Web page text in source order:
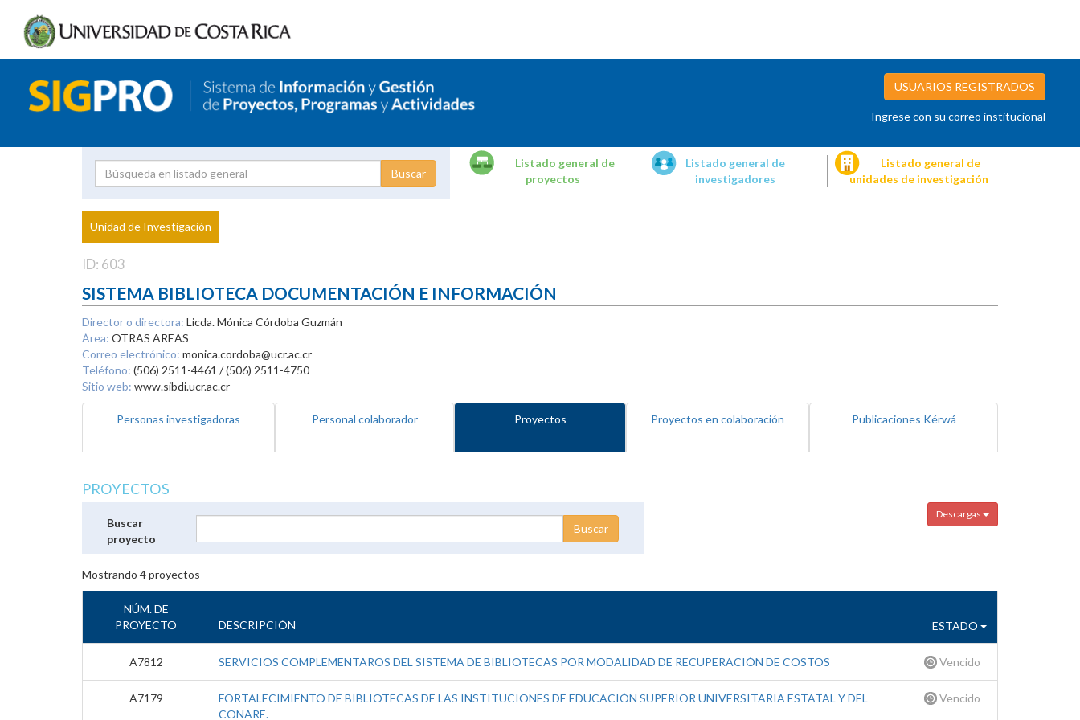
USUARIOS REGISTRADOS
Ingrese con su correo institucional
Proyecto
Investigador
Listado general de
proyectos
Listado general de
investigadores
Listado general de
unidades de investigación
Unidad de Investigación
ID: 603
SISTEMA BIBLIOTECA DOCUMENTACIÓN E INFORMACIÓN
Director o directora: Licda. Mónica Córdoba Guzmán
Área: OTRAS AREAS
Correo electrónico: monica.cordoba@ucr.ac.cr
Teléfono: (506) 2511-4461 / (506) 2511-4750
Sitio web: www.sibdi.ucr.ac.cr
Personas investigadoras Personal colaborador Proyectos Proyectos en colaboración Publicaciones Kérwá
PROYECTOS
Descargas
Buscar
proyecto
Mostrando 4proyectos
NÚM. DE
PROYECTO
DESCRIPCIÓN ESTADO
A7812 SERVICIOS COMPLEMENTAROS DEL SISTEMA DE BIBLIOTECAS POR MODALIDAD DE RECUPERACIÓN DE COSTOS Vencido
A7179
FORTALECIMIENTO DE BIBLIOTECAS DE LAS INSTITUCIONES DE EDUCACIÓN SUPERIOR UNIVERSITARIA ESTATAL Y DEL
CONARE.
Vencido